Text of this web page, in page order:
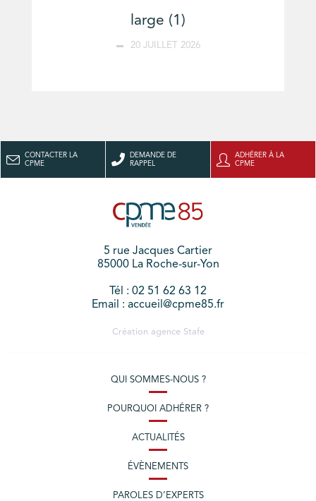
large (1)
20 JUILLET 2026
CONTACTER LA
CPME
DEMANDE DE
RAPPEL
ADHÉRER À LA
CPME
5 rue Jacques Cartier
85000 La Roche-sur-Yon
Tél : 02 51 62 63 12
Email : accueil@cpme85.fr
Création agence Stafe
QUI SOMMES-NOUS ?
POURQUOI ADHÉRER ?
ACTUALITÉS
ÉVÈNEMENTS
PAROLES D’EXPERTS